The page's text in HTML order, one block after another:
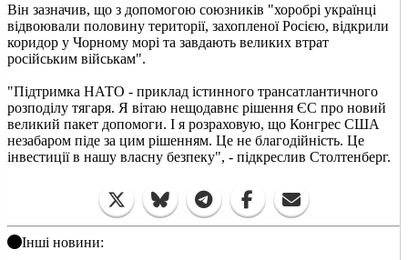
Він зазначив, що з допомогою союзників "хоробрі українці
відвоювали половину території, захопленої Росією, відкрили
коридор у Чорному морі та завдають великих втрат
російським військам".
"Підтримка НАТО - приклад істинного трансатлантичного
розподілу тягаря. Я вітаю нещодавнє рішення ЄС про новий
великий пакет допомоги. І я розраховую, що Конгрес США
незабаром піде за цим рішенням. Це не благодійність. Це
інвестиції в нашу власну безпеку", - підкреслив Столтенберг.
Інші новини: